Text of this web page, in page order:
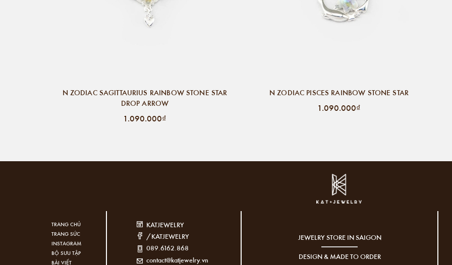
N ZODIAC SAGITTAURIUS RAINBOW STONE STAR
DROP ARROW
1.090.000₫
N ZODIAC PISCES RAINBOW STONE STAR
1.090.000₫
TRANG CHỦ
TRANG SỨC
INSTAGRAM
BỘ SƯU TẬP
BÀI VIẾT
KATJEWELRY
/KATJEWELRY
089.6162.868
contact@katjewelry.vn
JEWELRY STORE IN SAIGON
DESIGN & MADE TO ORDER